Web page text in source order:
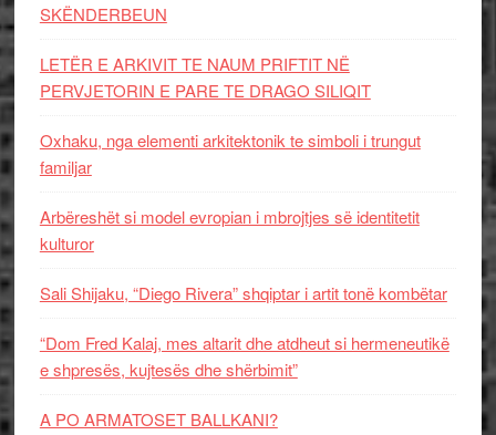
SKËNDERBEUN
LETËR E ARKIVIT TE NAUM PRIFTIT NË
PERVJETORIN E PARE TE DRAGO SILIQIT
Oxhaku, nga elementi arkitektonik te simboli i trungut
familjar
Arbëreshët si model evropian i mbrojtjes së identitetit
kulturor
Sali Shijaku, “Diego Rivera” shqiptar i artit tonë kombëtar
“Dom Fred Kalaj, mes altarit dhe atdheut si hermeneutikë
e shpresës, kujtesës dhe shërbimit”
A PO ARMATOSET BALLKANI?